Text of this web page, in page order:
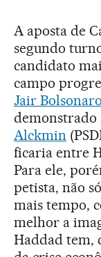
A aposta de
segundo
candidato
campo
Jair
demonstrado
Alckmin
ficaria entre
Para ele,
petista, não
mais tempo,
melhor a
Haddad tem,